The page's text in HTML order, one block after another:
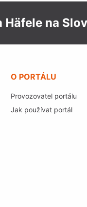
na
O PORTÁLU
Provozovatel portálu
Jak používat portál